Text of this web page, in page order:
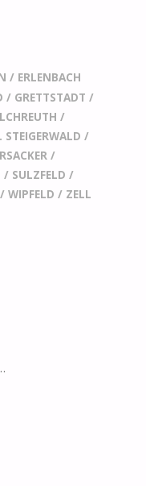
/ ERLENBACH
/ GRETTSTADT /
/
STEIGERWALD /
/
/ SULZFELD /
/WIPFELD / ZELL